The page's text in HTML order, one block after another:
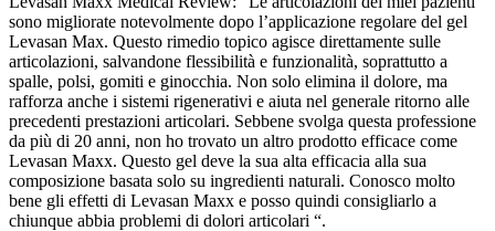
sono migliorate notevolmente dopo l’applicazione regolare del gel
Levasan Max. Questo rimedio topico agisce direttamente sulle
articolazioni, salvandone flessibilità e funzionalità, soprattutto a
spalle, polsi, gomiti e ginocchia. Non solo elimina il dolore, ma
rafforza anche i sistemi rigenerativi e aiuta nel generale ritorno alle
precedenti prestazioni articolari. Sebbene svolga questa professione
da più di 20 anni, non ho trovato un altro prodotto efficace come
Levasan Maxx. Questo gel deve la sua alta efficacia alla sua
composizione basata solo su ingredienti naturali. Conosco molto
bene gli effetti di Levasan Maxx e posso quindi consigliarlo a
chiunque abbia problemi di dolori articolari “.